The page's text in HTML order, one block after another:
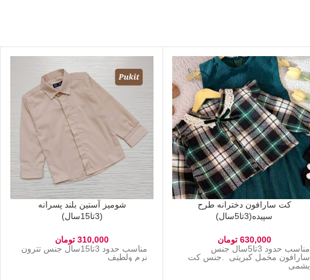
کت سارافون دخترانه طرح
سپیده(3تا5سال)
630,000 تومان
مناسب حدود 3تا5سال جنس
سارافون مخمل کبریتی .جنس کت
پشمی
شومیز آستین بلند پسرانه
(3تا15سال)
310,000 تومان
مناسب حدود 3تا15سال جنس تترون
نرم ولطیف